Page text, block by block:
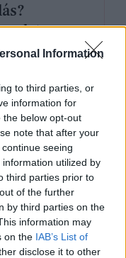
Information
to third parties, or
information for
the below opt-out
note that after your
seeing
utilized by
third parties prior to
of the further
by third parties on the
information may
on the IAB’s List of
disclose it to other
egy